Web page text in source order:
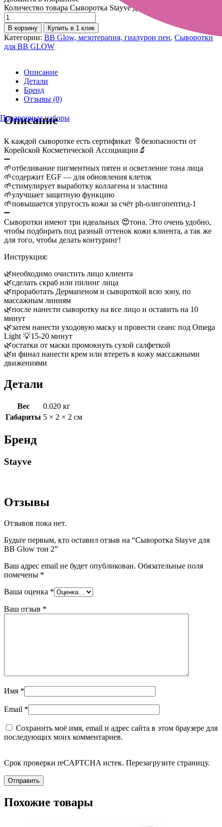
Подарочные наборы
Количество товара Сыворотка Stayve для BB Glow тон 2
В корзину Купить в 1 клик
Категории: BB Glow, мезотерапия, гиалурон пен, Сыворотки
для BB GLOW
Описание
Детали
Бренд
Отзывы (0)
Описание
К каждой сыворотке есть сертификат 🔖безопасности от
Корейской Косметической Ассоциации🔬
➖
🌱отбеливание пигментных пятен и осветление тона лица
🌱содержит EGF — для обновления клеток
🌱стимулирует выработку коллагена и эластина
🌱улучшает защитную функцию
🌱повышается упругость кожи за счёт ph-олигопептид-1
➖
Сыворотки имеют три идеальных 😍тона. Это очень удобно,
чтобы подбирать под разный оттенок кожи клиента, а так же
для того, чтобы делать контуринг!
Инструкция:
🌿необходимо очистить лицо клиента
🌿сделать скраб или пилинг лица
🌿проработать Дермапеном и сывороткой всю зону, по
массажным линиям
🌿после нанести сыворотку на все лицо и оставить на 10
минут
🌿затем нанести уходовую маску и провести сеанс под Omega
Light 💡15-20 минут
🌿остатки от маски промокнуть сухой салфеткой
🌿и финал нанести крем или втереть в кожу массажными
движениями
Детали
Вес
0.020 кг
Габариты 5 × 2 × 2 см
Бренд
Stayve
Отзывы
Отзывов пока нет.
Будьте первым, кто оставил отзыв на “Сыворотка Stayve для
BB Glow тон 2”
Ваш адрес email не будет опубликован. Обязательные поля
помечены *
Ваша оценка *
Ваш отзыв *
Имя *
Email *
Сохранить моё имя, email и адрес сайта в этом браузере для
последующих моих комментариев.
Срок проверки reCAPTCHA истек. Перезагрузите страницу.
Похожие товары